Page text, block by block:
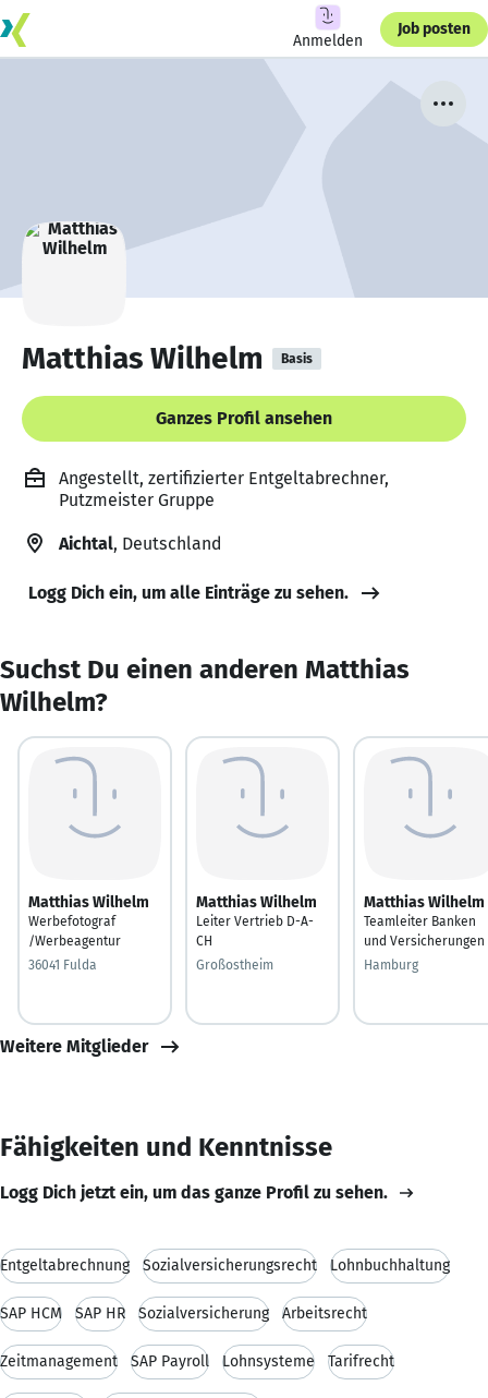
Anmelden
Job posten
Matthias Wilhelm Basis
Ganzes Profil ansehen
Angestellt, zertifizierter Entgeltabrechner,
Putzmeister Gruppe
Aichtal, Deutschland
Logg Dich ein, um alle Einträge zu sehen.
Suchst Du einen anderen Matthias
Wilhelm?
Matthias Wilhelm
Werbefotograf
/Werbeagentur
36041 Fulda
Matthias Wilhelm
Leiter Vertrieb D-A-
CH
Großostheim
Matthias Wilhelm
Teamleiter Banken
und Versicherungen
Hamburg
Weitere Mitglieder
Fähigkeiten und Kenntnisse
Logg Dich jetzt ein, um das ganze Profil zu sehen.
Entgeltabrechnung Sozialversicherungsrecht Lohnbuchhaltung
SAP HCM SAP HR Sozialversicherung Arbeitsrecht
Zeitmanagement SAP Payroll Lohnsysteme Tarifrecht